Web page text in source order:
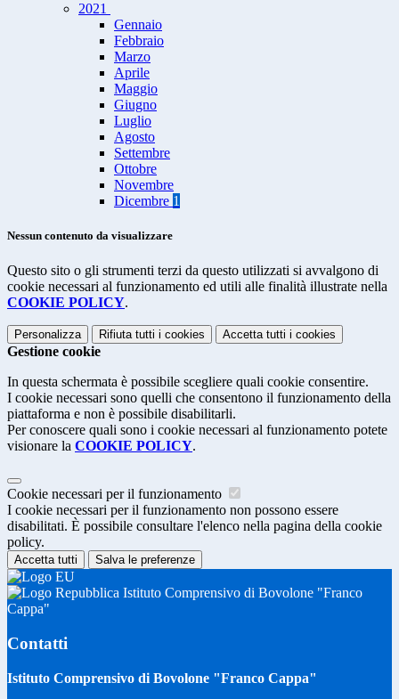
2021
Gennaio
Febbraio
Marzo
Aprile
Maggio
Giugno
Luglio
Agosto
Settembre
Ottobre
Novembre
Dicembre 1
Nessun contenuto da visualizzare
Questo sito o gli strumenti terzi da questo utilizzati si avvalgono di
cookie necessari al funzionamento ed utili alle finalità illustrate nella
COOKIE POLICY.
Personalizza Rifiuta tutti i cookies Accetta tutti i cookies
Gestione cookie
In questa schermata è possibile scegliere quali cookie consentire.
I cookie necessari sono quelli che consentono il funzionamento della
piattaforma e non è possibile disabilitarli.
Per conoscere quali sono i cookie necessari al funzionamento potete
visionare la COOKIE POLICY.
Cookie necessari per il funzionamento
I cookie necessari per il funzionamento non possono essere
disabilitati. È possibile consultare l'elenco nella pagina della cookie
policy.
Accetta tutti Salva le preferenze
Istituto Comprensivo di Bovolone "Franco
Cappa"
Contatti
Istituto Comprensivo di Bovolone "Franco Cappa"